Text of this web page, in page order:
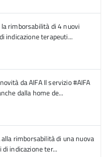
la rimborsabilità di 4 nuovi
indicazione terapeuti...
da AIFA Il servizio #AIFA
dalla home de...
alla rimborsabilità di una nuova
indicazione ter...